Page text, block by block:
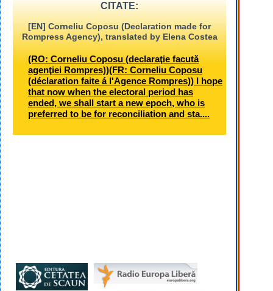
CITATE:
[EN] Corneliu Coposu (Declaration made for
Rompress Agency), translated by Elena Costea
(RO: Corneliu Coposu (declaraţie facută
agenţiei Rompres))(FR: Corneliu Coposu
(déclaration faite á l'Agence Rompres)) I hope
that now when the electoral period has
ended, we shall start a new epoch, who is
preferred to be for reconciliation and sta....